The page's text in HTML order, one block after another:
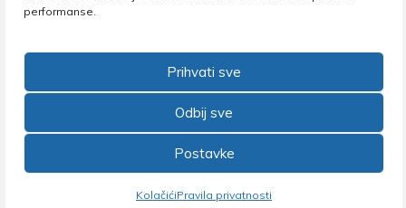
performanse.
Prihvati sve
Odbij sve
Postavke
KolačićiPravila privatnosti
obrazovanja
Adresa: Florijana Andrašeca 18A / VI kat • 10 000
+385 1 4847 337